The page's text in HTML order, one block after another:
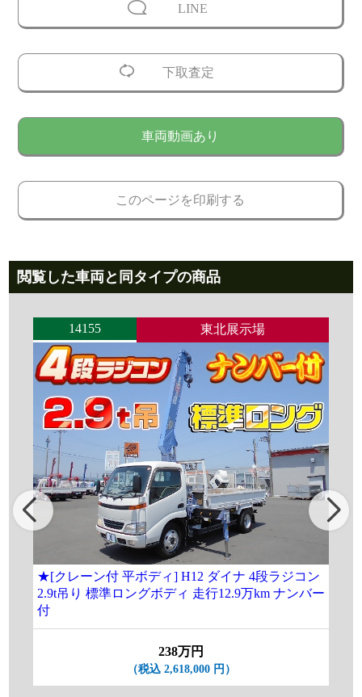
LINE
下取査定
車両動画あり
このページを印刷する
閲覧した車両と同タイプの商品
14155 東北展示場
★[クレーン付 平ボディ] H12 ダイナ 4段ラジコン
2.9t吊り 標準ロングボディ 走行12.9万km ナンバー
付
238万円
（税込 2,618,000 円）